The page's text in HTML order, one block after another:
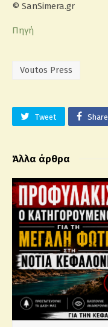
© SanSimera.gr
Πηγή
Voutos Press
Tweet Share
Άλλα άρθρα